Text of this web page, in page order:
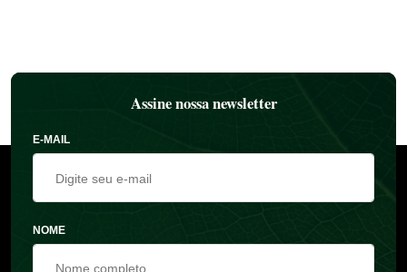
Assine nossa newsletter
E-MAIL
NOME